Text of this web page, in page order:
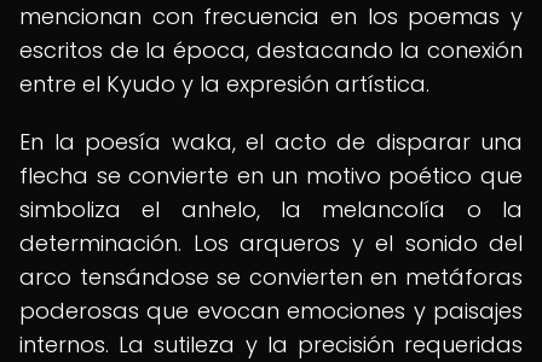
mencionan con frecuencia en los poemas y
escritos de la época, destacando la conexión
entre el Kyudo y la expresión artística.
En la poesía waka, el acto de disparar una
flecha se convierte en un motivo poético que
simboliza el anhelo, la melancolía o la
determinación. Los arqueros y el sonido del
arco tensándose se convierten en metáforas
poderosas que evocan emociones y paisajes
internos. La sutileza y la precisión requeridas